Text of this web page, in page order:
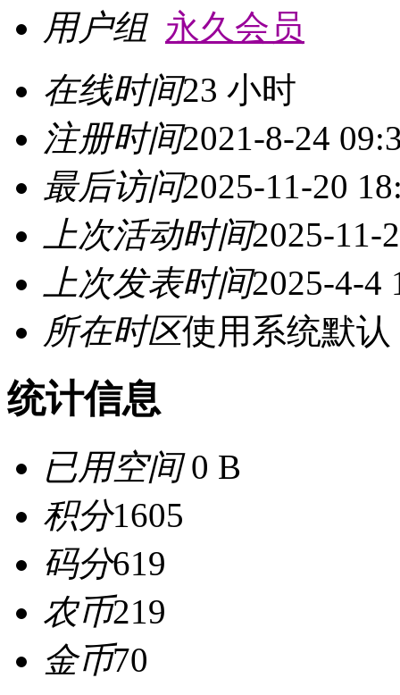
用户组 永久会员
在线时间23 小时
注册时间2021-8-24
最后访问2025-11-20
上次活动时间2025-11-
上次发表时间2025-4-4
所在时区使用系统默认
统计信息
已用空间0 B
积分1605
码分619
农币219
金币70